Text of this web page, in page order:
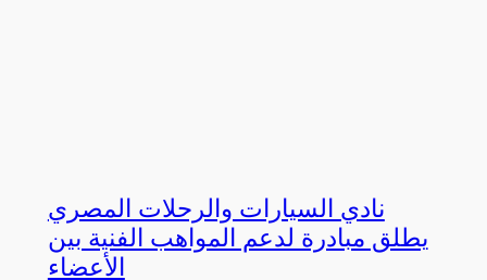
نادي السيارات والرحلات المصري
يطلق مبادرة لدعم المواهب الفنية بين
الأعضاء